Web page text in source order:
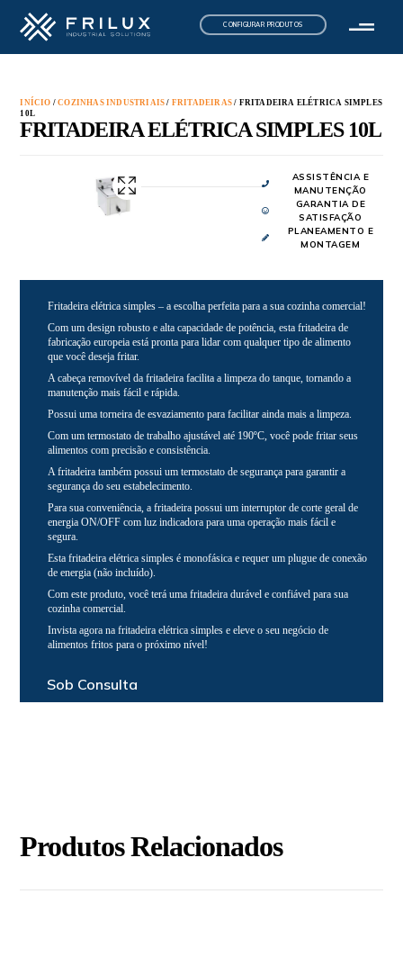
CONFIGURAR PRODUTOS
INÍCIO /COZINHAS INDUSTRIAIS / FRITADEIRAS / FRITADEIRA ELÉTRICA SIMPLES
10L
FRITADEIRA ELÉTRICA SIMPLES 10L
ASSISTÊNCIA E
MANUTENÇÃO
GARANTIA DE
SATISFAÇÃO
PLANEAMENTO E
MONTAGEM
Fritadeira elétrica simples – a escolha perfeita para a sua cozinha comercial!
Com um design robusto e alta capacidade de potência, esta fritadeira de
fabricação europeia está pronta para lidar com qualquer tipo de alimento
que você deseja fritar.
A cabeça removível da fritadeira facilita a limpeza do tanque, tornando a
manutenção mais fácil e rápida.
Possui uma torneira de esvaziamento para facilitar ainda mais a limpeza.
Com um termostato de trabalho ajustável até 190ºC, você pode fritar seus
alimentos com precisão e consistência.
A fritadeira também possui um termostato de segurança para garantir a
segurança do seu estabelecimento.
Para sua conveniência, a fritadeira possui um interruptor de corte geral de
energia ON/OFF com luz indicadora para uma operação mais fácil e
segura.
Esta fritadeira elétrica simples é monofásica e requer um plugue de conexão
de energia (não incluído).
Com este produto, você terá uma fritadeira durável e confiável para sua
cozinha comercial.
Invista agora na fritadeira elétrica simples e eleve o seu negócio de
alimentos fritos para o próximo nível!
Sob Consulta
Produtos Relacionados